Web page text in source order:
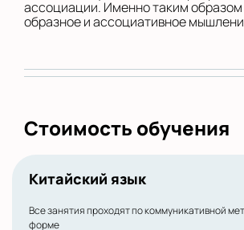
ассоциации. Именно таким образом
образное и ассоциативное
Стоимость обучения
Китайский язык
Все занятия проходят по коммуникативной
форме